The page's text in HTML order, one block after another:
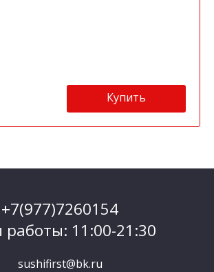
Купить
+7(977)7260154
работы: 11:00-21:30
sushifirst@bk.ru